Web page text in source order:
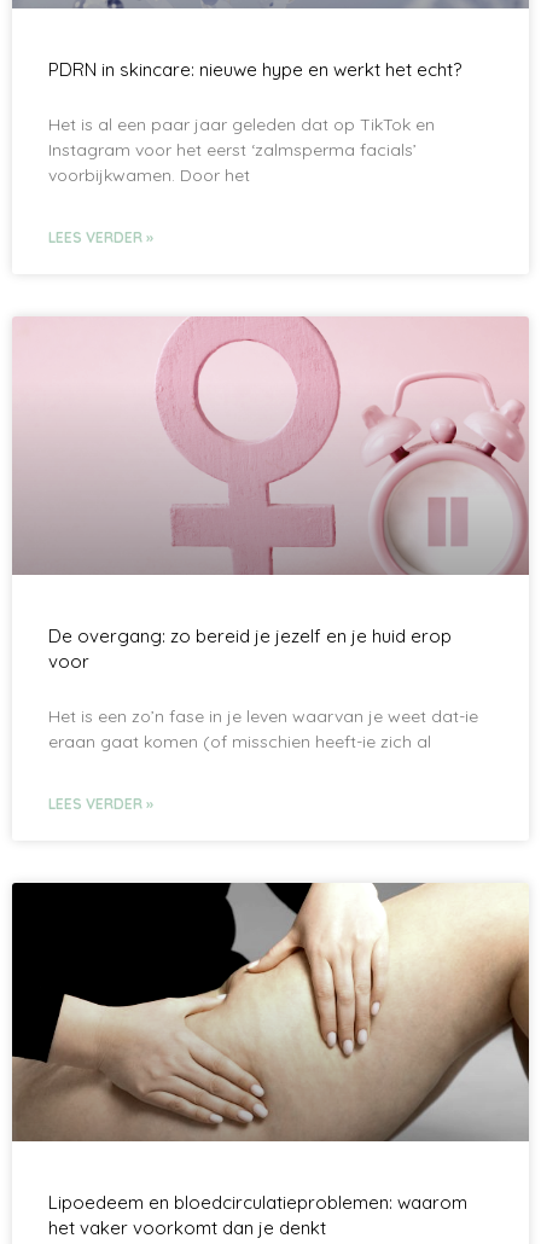
PDRN in skincare: nieuwe hype en werkt het echt?
Het is al een paar jaar geleden dat op TikTok en
Instagram voor het eerst ‘zalmsperma facials’
voorbijkwamen. Door het
LEES VERDER »
De overgang: zo bereid je jezelf en je huid erop
voor
Het is een zo’n fase in je leven waarvan je weet dat-ie
eraan gaat komen (of misschien heeft-ie zich al
LEES VERDER »
Lipoedeem en bloedcirculatieproblemen: waarom
het vaker voorkomt dan je denkt